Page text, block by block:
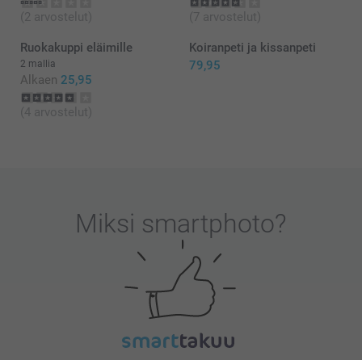
(2 arvostelut) (7 arvostelut)
Ruokakuppi eläimille
2 mallia
Alkaen 25,95
(4 arvostelut)
Koiranpeti ja kissanpeti
79,95
Miksi smartphoto?